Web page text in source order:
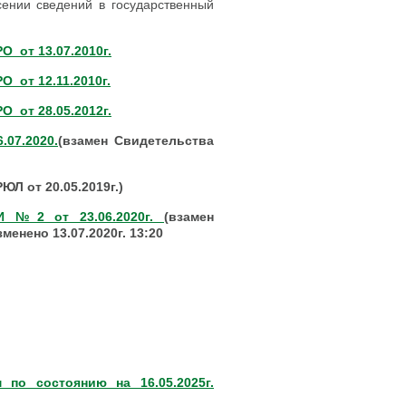
сведений в государственный
от 13.07.2010г.
от 12.11.2010г.
от 28.05.2012г.
(взамен Свидетельства
от 20.05.2019г.)
№2 от 23.06.2020г. (взамен
13.07.2020г. 13:20
состоянию на 16.05.2025г.